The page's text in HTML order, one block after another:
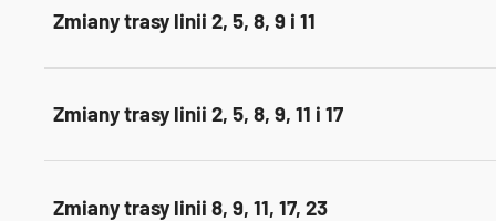
Zmiany trasy linii 2, 5, 8, 9 i 11
Zmiany trasy linii 2, 5, 8, 9, 11 i 17
Zmiany trasy linii 8, 9, 11, 17, 23